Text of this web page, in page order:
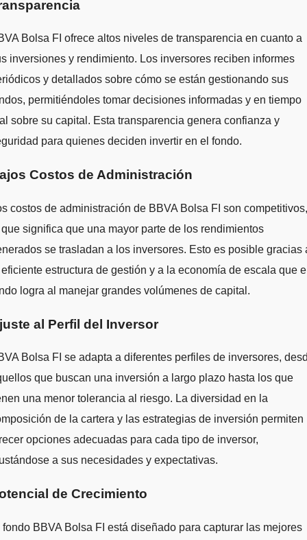
Bolsa FI ofrece altos niveles de transparencia en cuanto a
inversiones y rendimiento. Los inversores reciben informes
y detallados sobre cómo se están gestionando sus
permitiéndoles tomar decisiones informadas y en tiempo
sobre su capital. Esta transparencia genera confianza y
para quienes deciden invertir en el fondo.
Costos de Administración
costos de administración de BBVA Bolsa FI son competitivos,
significa que una mayor parte de los rendimientos
se trasladan a los inversores. Esto es posible gracias
estructura de gestión y a la economía de escala que
logra al manejar grandes volúmenes de capital.
al Perfil del Inversor
Bolsa FI se adapta a diferentes perfiles de inversores,
que buscan una inversión a largo plazo hasta los que
una menor tolerancia al riesgo. La diversidad en la
de la cartera y las estrategias de inversión permiten
opciones adecuadas para cada tipo de inversor,
a sus necesidades y expectativas.
de Crecimiento
fondo BBVA Bolsa FI está diseñado para capturar las mejores